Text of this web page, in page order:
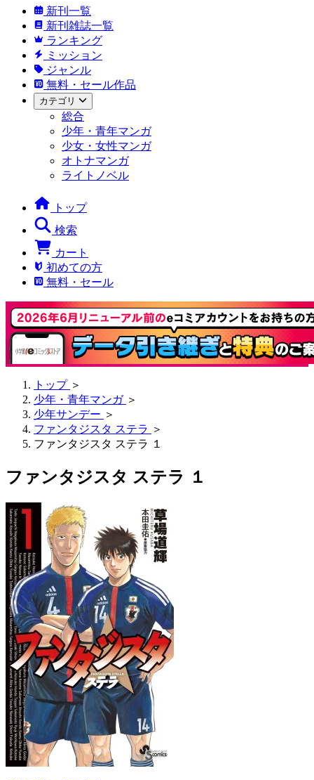
新刊一覧
新刊雑誌一覧
ランキング
ミッション
ジャンル
無料・セール作品
カテゴリ
総合
少年・青年マンガ
少女・女性マンガ
オトナマンガ
ライトノベル
トップ
検索
カート
初めての方
無料・セール
トップ ＞
少年・青年マンガ ＞
少年サンデー ＞
ファンタジスタ ステラ ＞
ファンタジスタ ステラ １
ファンタジスタ ステラ １